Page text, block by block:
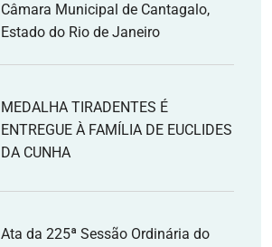
Câmara Municipal de Cantagalo,
Estado do Rio de Janeiro
MEDALHA TIRADENTES É
ENTREGUE À FAMÍLIA DE EUCLIDES
DA CUNHA
Ata da 225ª Sessão Ordinária do